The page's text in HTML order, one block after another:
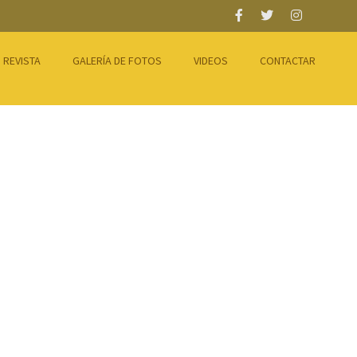
REVISTA GALERÍA DE FOTOS VIDEOS CONTACTAR